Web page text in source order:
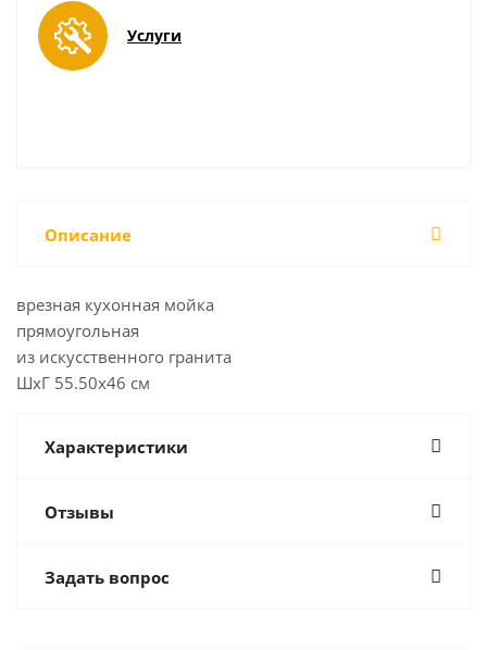
Услуги
Описание
врезная кухонная мойка
прямоугольная
из искусственного гранита
ШхГ 55.50х46 см
Характеристики
Отзывы
Задать вопрос